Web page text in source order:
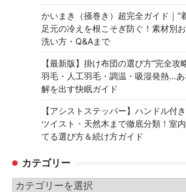
かいまき（掻巻き）超完全ガイド｜“
足元の冷えを根こそぎ防ぐ！素材別
洗い方・Q&Aまで
【最新版】掛け布団の選び方“完全攻
羽毛・人工羽毛・調温・吸湿発熱…
解を出す快眠ガイド
【アシストステッパー】ハンドル付
ツイスト・天然木まで徹底分類！室
てる選び方＆続け方ガイド
カテゴリー
カ